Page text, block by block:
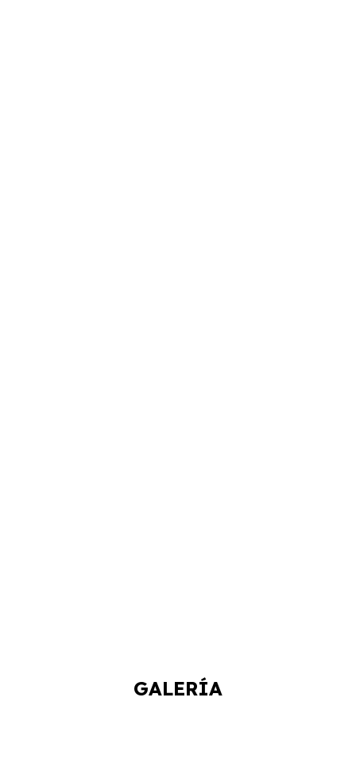
GALERÍA